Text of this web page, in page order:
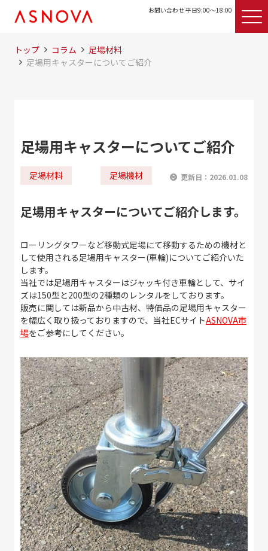
お問い合わせ 平日9:00〜18:00
トップ コラム
足場材料
足場用キャスターについてご紹介
足場用キャスターについてご紹介
足場材料 足場機材 更新日： 2026.01.08
足場用キャスターについてご紹介します。
ローリングタワーなど移動式足場にて移動するための機材と
して使用される足場用キャスター(車輪)についてご紹介いた
します。
当社では足場用キャスターはジャッキ付き車輪として、サイ
ズは150型と200型の2種類のレンタルをしております。
販売に関しては新品から中古材、特価品の足場用キャスター
を幅広く取り扱っておりますので、当社ECサイトASNOVA市
場をご参考にしてください。